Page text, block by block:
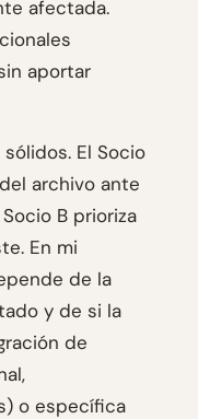
afectada.
aportar
El Socio
archivo ante
B prioriza
En mi
de la
y de si la
de
o específica